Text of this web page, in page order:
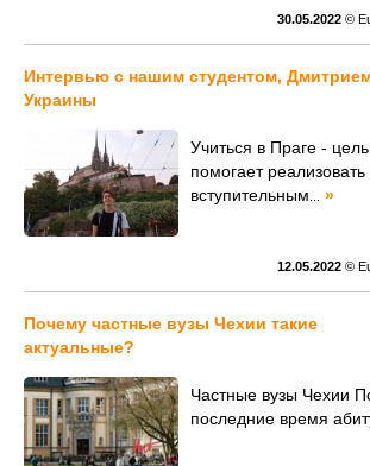
30.05.2022 ©
Интервью с нашим студентом,
Украины
Учиться в Праге -
помогает
вступительным
»
12.05.2022 ©
Почему частные вузы Чехии такие
актуальные?
Частные вузы Чехии
последние время